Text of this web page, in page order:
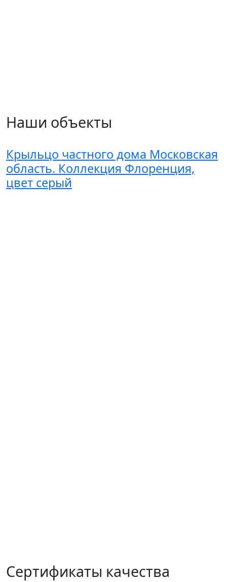
Наши объекты
Крыльцо частного дома Московская
область. Коллекция Флоренция,
цвет серый
Сертификаты качества